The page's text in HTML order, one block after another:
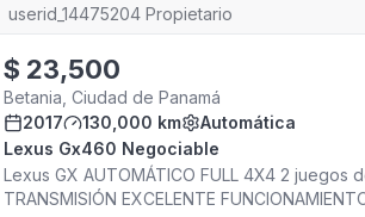
una conducción silenciosa, eficiente y
calidad, seguridad y durabilidad.
pasar esta excelente oportunidad de adquirir
userid_14475204 Propietario
$ 23,500
Betania, Ciudad de Panamá
2017
130,000 km
Automática
Lexus Gx460 Negociable
Lexus GX AUTOMÁTICO FULL 4X4 2 juegos
TRANSMISIÓN EXCELENTE